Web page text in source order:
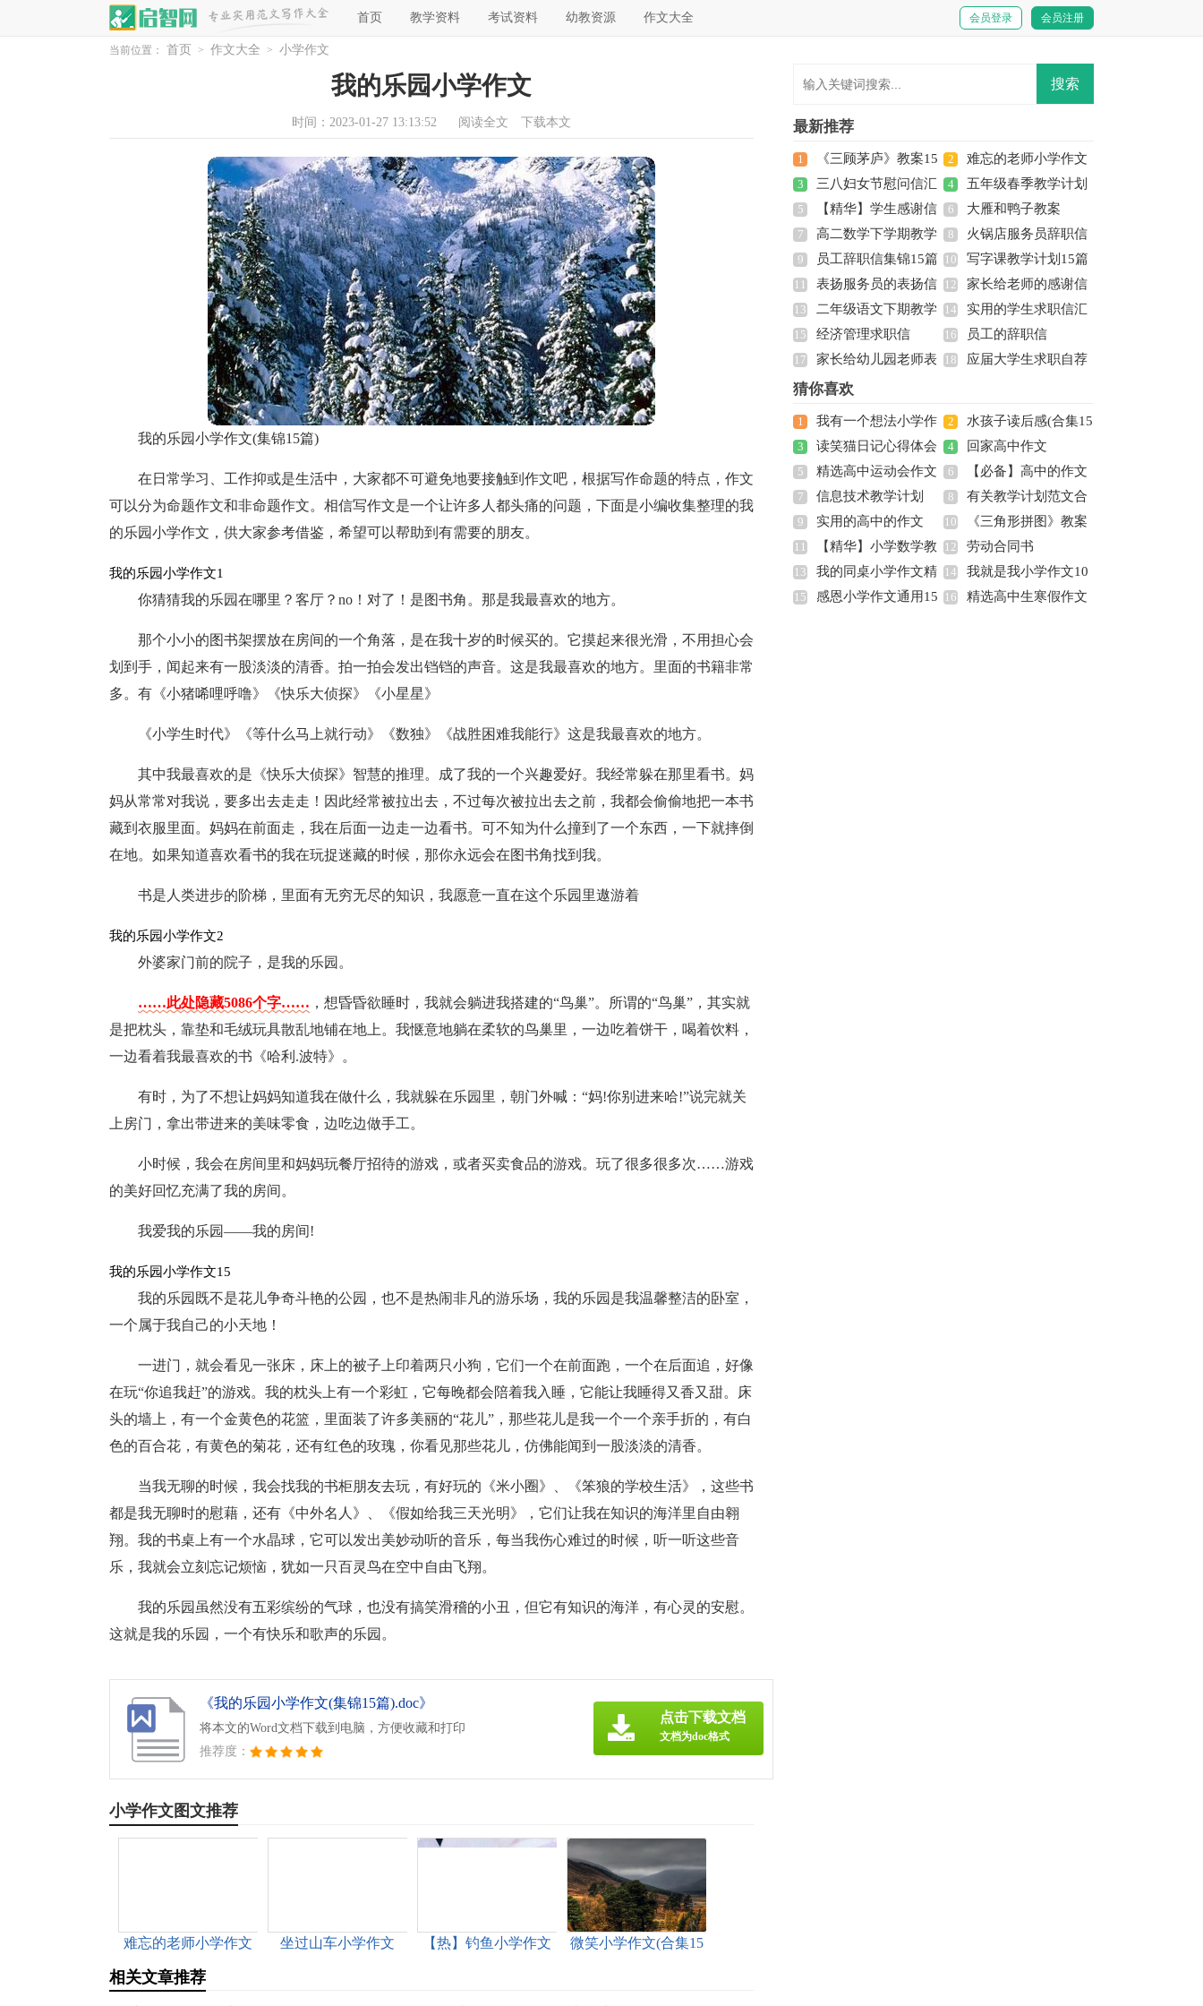
首页 教学资料 考试资料 幼教资源 作文大全 会员登录 会员注册
当前位置： 首页 > 作文大全 > 小学作文
我的乐园小学作文
时间：2023-01-27 13:13:52 阅读全文 下载本文
我的乐园小学作文(集锦15篇)
在日常学习、工作抑或是生活中，大家都不可避免地要接触到作文吧，根据写作命题的特点，作文
可以分为命题作文和非命题作文。相信写作文是一个让许多人都头痛的问题，下面是小编收集整理的我
的乐园小学作文，供大家参考借鉴，希望可以帮助到有需要的朋友。
我的乐园小学作文1
你猜猜我的乐园在哪里？客厅？no！对了！是图书角。那是我最喜欢的地方。
那个小小的图书架摆放在房间的一个角落，是在我十岁的时候买的。它摸起来很光滑，不用担心会
划到手，闻起来有一股淡淡的清香。拍一拍会发出铛铛的声音。这是我最喜欢的地方。里面的书籍非常
多。有《小猪唏哩呼噜》《快乐大侦探》《小星星》
《小学生时代》《等什么马上就行动》《数独》《战胜困难我能行》这是我最喜欢的地方。
其中我最喜欢的是《快乐大侦探》智慧的推理。成了我的一个兴趣爱好。我经常躲在那里看书。妈
妈从常常对我说，要多出去走走！因此经常被拉出去，不过每次被拉出去之前，我都会偷偷地把一本书
藏到衣服里面。妈妈在前面走，我在后面一边走一边看书。可不知为什么撞到了一个东西，一下就摔倒
在地。如果知道喜欢看书的我在玩捉迷藏的时候，那你永远会在图书角找到我。
书是人类进步的阶梯，里面有无穷无尽的知识，我愿意一直在这个乐园里遨游着
我的乐园小学作文2
外婆家门前的院子，是我的乐园。
……此处隐藏5086个字…… ，想昏昏欲睡时，我就会躺进我搭建的“鸟巢”。所谓的“鸟巢”，其实就
是把枕头，靠垫和毛绒玩具散乱地铺在地上。我惬意地躺在柔软的鸟巢里，一边吃着饼干，喝着饮料，
一边看着我最喜欢的书《哈利.波特》。
有时，为了不想让妈妈知道我在做什么，我就躲在乐园里，朝门外喊：“妈!你别进来哈!”说完就关
上房门，拿出带进来的美味零食，边吃边做手工。
小时候，我会在房间里和妈妈玩餐厅招待的游戏，或者买卖食品的游戏。玩了很多很多次……游戏
的美好回忆充满了我的房间。
我爱我的乐园——我的房间!
我的乐园小学作文15
我的乐园既不是花儿争奇斗艳的公园，也不是热闹非凡的游乐场，我的乐园是我温馨整洁的卧室，
一个属于我自己的小天地！
一进门，就会看见一张床，床上的被子上印着两只小狗，它们一个在前面跑，一个在后面追，好像
在玩“你追我赶”的游戏。我的枕头上有一个彩虹，它每晚都会陪着我入睡，它能让我睡得又香又甜。床
头的墙上，有一个金黄色的花篮，里面装了许多美丽的“花儿”，那些花儿是我一个一个亲手折的，有白
色的百合花，有黄色的菊花，还有红色的玫瑰，你看见那些花儿，仿佛能闻到一股淡淡的清香。
当我无聊的时候，我会找我的书柜朋友去玩，有好玩的《米小圈》、《笨狼的学校生活》，这些书
都是我无聊时的慰藉，还有《中外名人》、《假如给我三天光明》，它们让我在知识的海洋里自由翱
翔。我的书桌上有一个水晶球，它可以发出美妙动听的音乐，每当我伤心难过的时候，听一听这些音
乐，我就会立刻忘记烦恼，犹如一只百灵鸟在空中自由飞翔。
我的乐园虽然没有五彩缤纷的气球，也没有搞笑滑稽的小丑，但它有知识的海洋，有心灵的安慰。
这就是我的乐园，一个有快乐和歌声的乐园。
《我的乐园小学作文(集锦15篇).doc》
将本文的Word文档下载到电脑，方便收藏和打印
推荐度：
点击下载文档
文档为doc格式
小学作文图文推荐
难忘的老师小学作文
坐过山车小学作文 【热】钓鱼小学作文
微笑小学作文(合集15
相关文章推荐
最新推荐
1
《三顾茅庐》教案15
篇
2
难忘的老师小学作文
(15篇)
3
三八妇女节慰问信汇
总五篇
4 五年级春季教学计划
5
【精华】学生感谢信
模板集合五篇
6 大雁和鸭子教案
7
高二数学下学期教学
工作计划
8 火锅店服务员辞职信
9 员工辞职信集锦15篇 10 写字课教学计划15篇
11
表扬服务员的表扬信
范文集锦9篇
12 家长给老师的感谢信
13
二年级语文下期教学
计划
14
实用的学生求职信汇
总10篇
15 经济管理求职信 16 员工的辞职信
17
家长给幼儿园老师表
扬信合集8篇
18
应届大学生求职自荐
猜你喜欢
1
我有一个想法小学作
文
2
水孩子读后感(合集15
篇)
3 读笑猫日记心得体会 4 回家高中作文
5
精选高中运动会作文
汇总6篇
6
【必备】高中的作文
集锦九篇
7 信息技术教学计划 8
有关教学计划范文合
集八篇
9
实用的高中的作文
300字集合九篇
10 《三角形拼图》教案
11
【精华】小学数学教
学计划集合七篇
12 劳动合同书
13
我的同桌小学作文精
选15篇
14
我就是我小学作文10
篇
15
感恩小学作文通用15
16
精选高中生寒假作文